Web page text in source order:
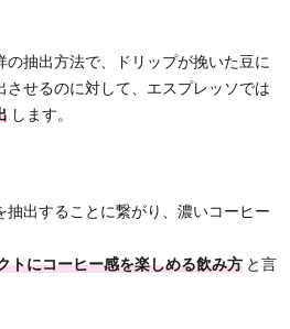
の抽出方法で、ドリップが挽いた豆に
させるのに対して、エスプレッソでは
します。
抽出することに繋がり、濃いコーヒー
トにコーヒー感を楽しめる飲み方 と言